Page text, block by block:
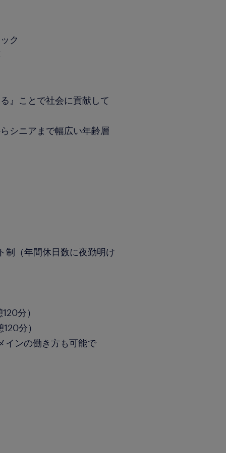
ク
』ことで社会に貢献して
シニアまで幅広い年齢層
制（年間休日数に夜勤明け
分）
分）
インの働き方も可能で